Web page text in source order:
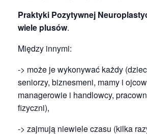
Praktyki Pozytywnej
wiele plusów.
Między innymi:
-> może je wykonywać każdy
seniorzy, biznesmeni, mamy i
managerowie i handlowcy,
fizyczni),
-> zajmują niewiele czasu (kilka